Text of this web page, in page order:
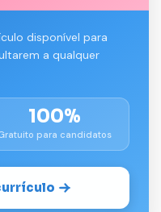
disponível para
a qualquer
100%
para candidatos